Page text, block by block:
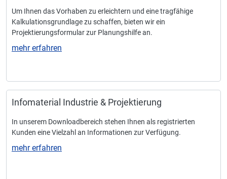
Um Ihnen das Vorhaben zu erleichtern und eine tragfähige
Kalkulationsgrundlage zu schaffen, bieten wir ein
Projektierungsformular zur Planungshilfe an.
mehr erfahren
Infomaterial Industrie & Projektierung
In unserem Downloadbereich stehen Ihnen als registrierten
Kunden eine Vielzahl an Informationen zur Verfügung.
mehr erfahren